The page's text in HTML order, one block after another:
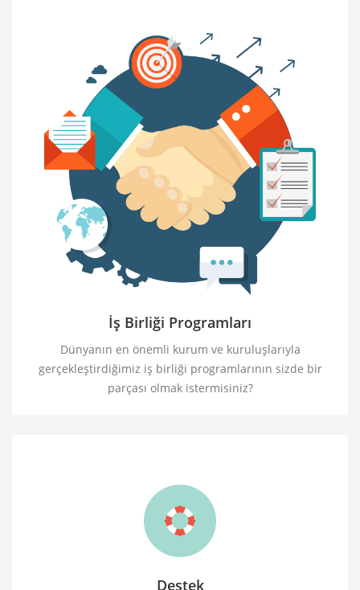
İş Birliği Programları
Dünyanın en önemli kurum ve kuruluşlarıyla
gerçekleştirdiğimiz iş birliği programlarının sizde bir
parçası olmak istermisiniz?
Destek